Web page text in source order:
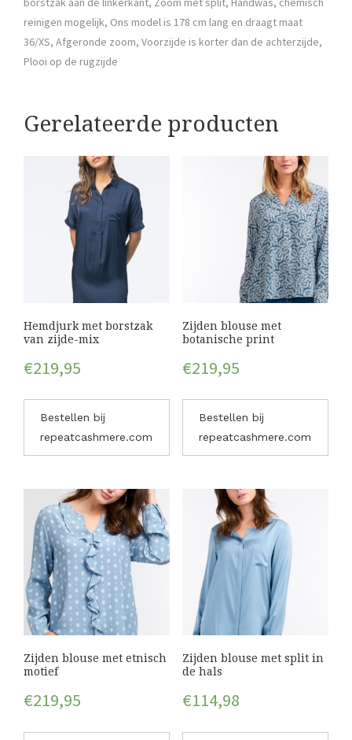
reinigen mogelijk, Ons model is 178 cm lang en draagt maat
36/XS, Afgeronde zoom, Voorzijde is korter dan de achterzijde,
Plooi op de rugzijde
Gerelateerde producten
Hemdjurk met borstzak
van zijde-mix
€219,95
Bestellen bij
repeatcashmere.com
Zijden blouse met
botanische print
€219,95
Bestellen bij
repeatcashmere.com
Zijden blouse met etnisch
motief
€219,95
Zijden blouse met split in
de hals
€114,98